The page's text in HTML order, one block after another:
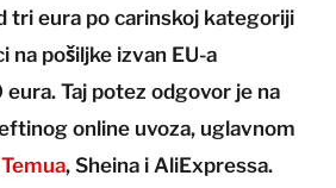
tri eura po carinskoj kategoriji
na pošiljke izvan EU-a
Taj potez odgovor je na
online uvoza, uglavnom
Temua, Sheina i AliExpressa.